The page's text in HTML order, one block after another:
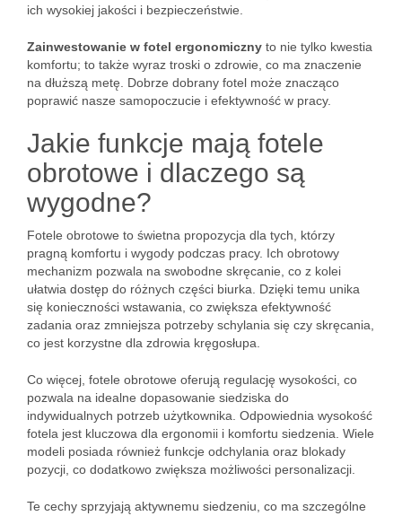
ich wysokiej jakości i bezpieczeństwie.
Zainwestowanie w fotel ergonomiczny to nie tylko kwestia
komfortu; to także wyraz troski o zdrowie, co ma znaczenie
na dłuższą metę. Dobrze dobrany fotel może znacząco
poprawić nasze samopoczucie i efektywność w pracy.
Jakie funkcje mają fotele
obrotowe i dlaczego są
wygodne?
Fotele obrotowe to świetna propozycja dla tych, którzy
pragną komfortu i wygody podczas pracy. Ich obrotowy
mechanizm pozwala na swobodne skręcanie, co z kolei
ułatwia dostęp do różnych części biurka. Dzięki temu unika
się konieczności wstawania, co zwiększa efektywność
zadania oraz zmniejsza potrzeby schylania się czy skręcania,
co jest korzystne dla zdrowia kręgosłupa.
Co więcej, fotele obrotowe oferują regulację wysokości, co
pozwala na idealne dopasowanie siedziska do
indywidualnych potrzeb użytkownika. Odpowiednia wysokość
fotela jest kluczowa dla ergonomii i komfortu siedzenia. Wiele
modeli posiada również funkcje odchylania oraz blokady
pozycji, co dodatkowo zwiększa możliwości personalizacji.
Te cechy sprzyjają aktywnemu siedzeniu, co ma szczególne